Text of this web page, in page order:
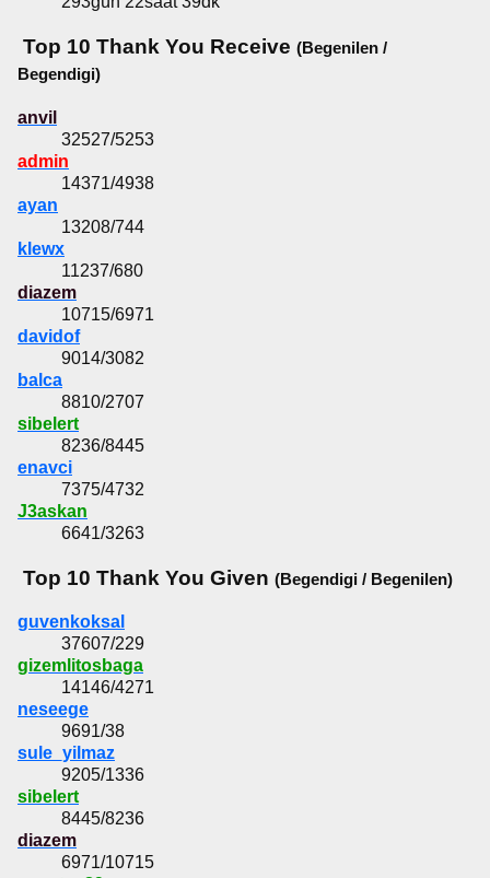
Top 10 Thank You Receive (Begenilen /
Begendigi)
anvil
32527/5253
admin
14371/4938
ayan
13208/744
klewx
11237/680
diazem
10715/6971
davidof
9014/3082
balca
8810/2707
sibelert
8236/8445
enavci
7375/4732
J3askan
6641/3263
Top 10 Thank You Given (Begendigi / Begenilen)
guvenkoksal
37607/229
gizemlitosbaga
14146/4271
neseege
9691/38
sule_yilmaz
9205/1336
sibelert
8445/8236
diazem
6971/10715